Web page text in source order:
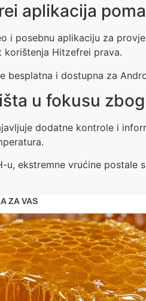
aplikacija
i posebnu aplikaciju za
korištenja Hitzefrei prava.
besplatna i dostupna za
u fokusu
dodatne kontrole i
u, ekstremne vrućine